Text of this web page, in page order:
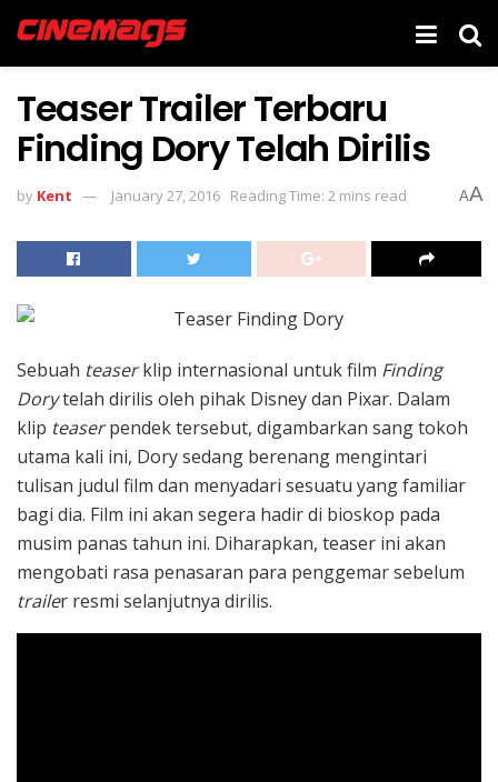
Teaser Trailer Terbaru
Finding Dory Telah Dirilis
by Kent January 27, 2016 Reading Time: 2 mins read AA
Sebuah teaserklip internasional untuk film Finding
Dorytelah dirilis oleh pihak Disney dan Pixar. Dalam
klip teaserpendek tersebut, digambarkan sang tokoh
utama kali ini, Dory sedang berenang mengintari
tulisan judul film dan menyadari sesuatu yang familiar
bagi dia. Film ini akan segera hadir di bioskop pada
musim panas tahun ini. Diharapkan, teaser ini akan
mengobati rasa penasaran para penggemar sebelum
trailer resmi selanjutnya dirilis.